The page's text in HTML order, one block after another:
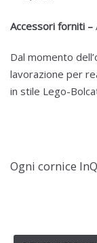
Accessori forniti –
Dal momento
lavorazione per
in stile Lego-
Ogni cornice